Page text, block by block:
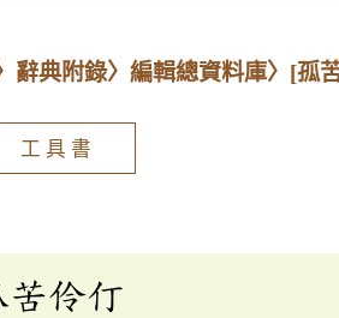
辭典附錄〉編輯總資料庫〉 [孤
工 具 書
苦伶仃